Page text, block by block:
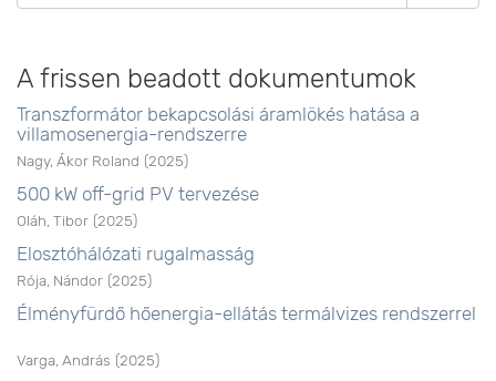
A frissen beadott dokumentumok
Transzformátor bekapcsolási áramlökés hatása a
villamosenergia-rendszerre
Nagy, Ákor Roland (2025)
500 kW off-grid PV tervezése
Oláh, Tibor (2025)
Elosztóhálózati rugalmasság
Rója, Nándor (2025)
Élményfürdő hőenergia-ellátás termálvizes rendszerrel
Varga, András (2025)